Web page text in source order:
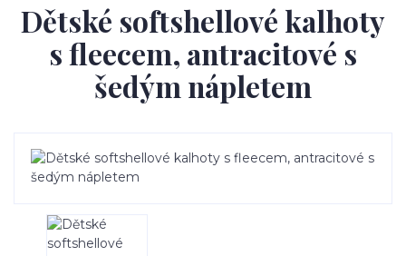
Dětské softshellové kalhoty
s fleecem, antracitové s
šedým nápletem